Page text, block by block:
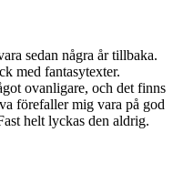
sedan några år tillbaka.
med fantasytexter.
ovanligare, och det finns
förefaller mig vara på god
helt lyckas den aldrig.